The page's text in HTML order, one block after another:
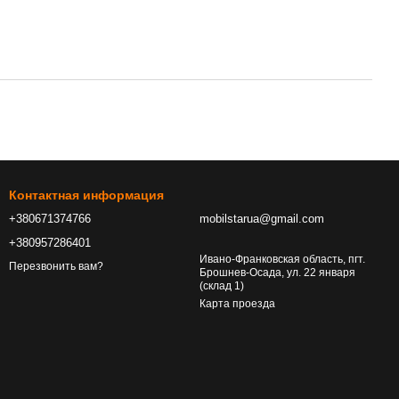
Контактная информация
+380671374766
+380957286401
Перезвонить вам?
mobilstarua@gmail.com
Ивано-Франковская область, пгт.
Брошнев-Осада, ул. 22 января
(склад 1)
Карта проезда